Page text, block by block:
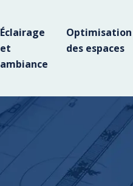
Éclairage
et
ambiance
Optimisation
des espaces